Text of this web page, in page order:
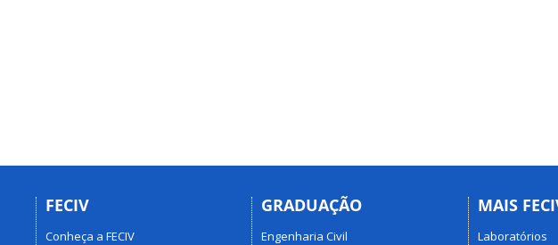
FECIV
Conheça a FECIV
GRADUAÇÃO
Engenharia Civil
MAIS
Laboratórios